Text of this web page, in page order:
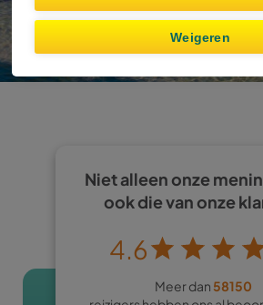
Niet alleen onze
ook die van onze
4.6
Meer dan 58150
Weigeren